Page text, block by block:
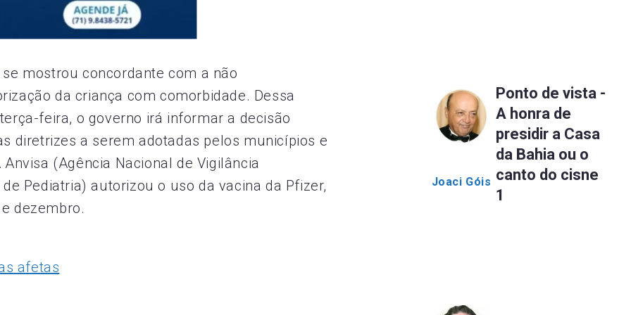
mostrou concordante com a não
da criança com comorbidade. Dessa
feira, o governo irá informar a decisão
diretrizes a serem adotadas pelos municípios e
(Agência Nacional de Vigilância
Pediatria) autorizou o uso da vacina da Pfizer,
dezembro.
afetas
Joaci Góis
Ponto de vista -
A honra de
presidir a Casa
da Bahia ou o
canto do cisne
1